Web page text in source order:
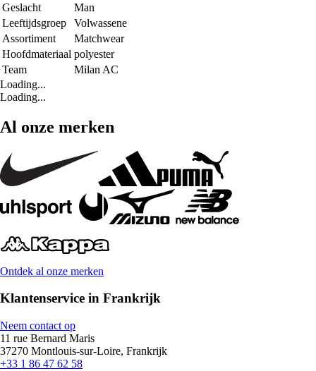
Geslacht
Man
Leeftijdsgroep
Volwassene
Assortiment
Matchwear
Hoofdmateriaal polyester
Team
Milan AC
Loading...
Loading...
Al onze merken
Ontdek al onze merken
Klantenservice in Frankrijk
Neem contact op
11 rue Bernard Maris
37270 Montlouis-sur-Loire, Frankrijk
+33 1 86 47 62 58